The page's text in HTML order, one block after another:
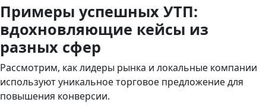
Примеры успешных УТП:
вдохновляющие кейсы из
разных сфер
Рассмотрим, как лидеры рынка и локальные компании
используют уникальное торговое предложение для
повышения конверсии.